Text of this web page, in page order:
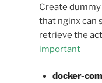
Create
that nginx can
retrieve the
important
docker-